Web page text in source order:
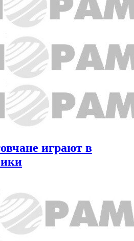
играют в